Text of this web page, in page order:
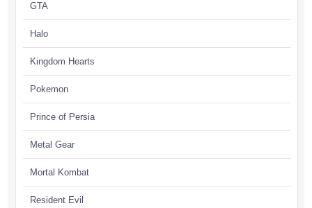
GTA
Halo
Kingdom Hearts
Pokemon
Prince of Persia
Metal Gear
Mortal Kombat
Resident Evil